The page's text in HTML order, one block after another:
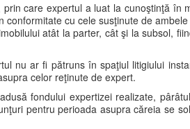
care expertul a luat la cunoştinţă în
cu cele susţinute de
atât la parter, cât şi la subsol,
nu ar fi pătruns în spaţiul litigiului
celor reţinute de expert.
fondului expertizei realizate,
pentru perioada asupra căreia se